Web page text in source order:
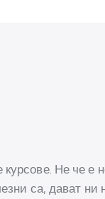
Не че е
са, дават ни